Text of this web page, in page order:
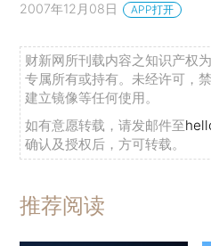
2007年12月08日 APP打开
财新网所刊载内容之知识产权
专属所有或持有。未经许可，
建立镜像等任何使用。
如有意愿转载，请发邮件至
确认及授权后，方可转载。
推荐阅读